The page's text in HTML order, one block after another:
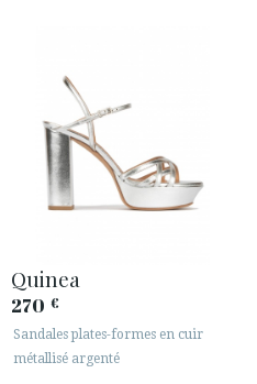
Quinea
270 €
Sandales plates-formes en cuir
métallisé argenté